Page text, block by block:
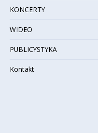
KONCERTY
WIDEO
PUBLICYSTYKA
Kontakt